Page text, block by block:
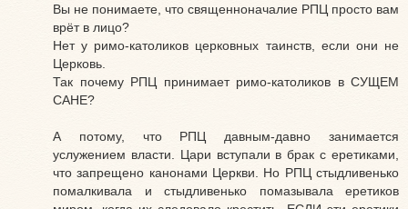
Вы не понимаете, что священноначалие РПЦ просто вам
врёт в лицо?
Нет у римо-католиков церковных таинств, если они не
Церковь.
Так почему РПЦ принимает римо-католиков в СУЩЕМ
САНЕ?
А потому, что РПЦ давным-давно занимается
услужением власти. Цари вступали в брак с еретиками,
что запрещено канонами Церкви. Но РПЦ стыдливенько
помалкивала и стыдливенько помазывала еретиков